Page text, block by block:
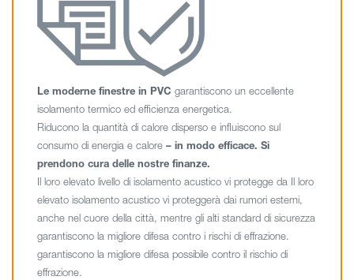
Le moderne finestre in PVC garantiscono un eccellente
isolamento termico ed efficienza energetica.
Riducono la quantità di calore disperso e influiscono sul
consumo di energia e calore – in modo efficace. Si
prendono cura delle nostre finanze.
Il loro elevato livello di isolamento acustico vi protegge da Il loro
elevato isolamento acustico vi proteggerà dai rumori esterni,
anche nel cuore della città, mentre gli alti standard di sicurezza
garantiscono la migliore difesa contro i rischi di effrazione.
garantiscono la migliore difesa possibile contro il rischio di
effrazione.